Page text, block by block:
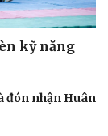
kỹ năng
đón nhận Huân